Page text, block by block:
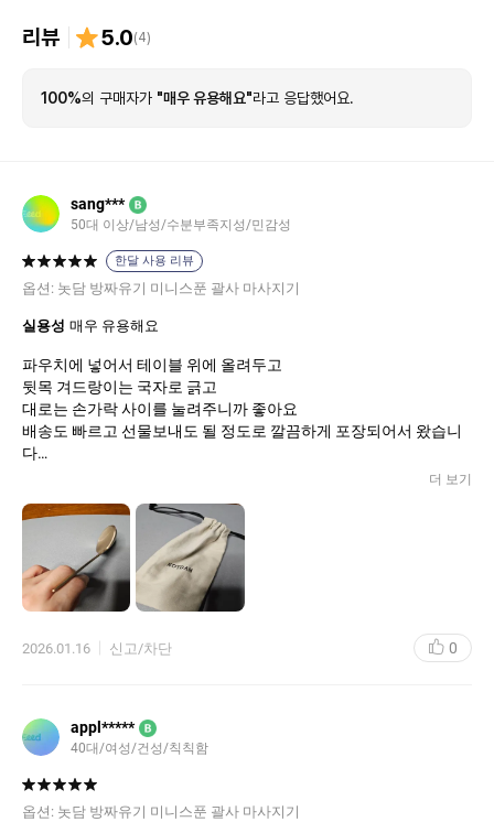
리뷰 5.0(4)
100%의 구매자가 "매우 유용해요"라고 응답했어요.
sang*** B
50대 이상/남성/수분부족지성/민감성
한달 사용 리뷰
옵션: 놋담 방짜유기 미니스푼 괄사 마사지기
실용성 매우 유용해요
파우치에 넣어서 테이블 위에 올려두고
뒷목 겨드랑이는 국자로 긁고
대로는 손가락 사이를 눌려주니까 좋아요
배송도 빠르고 선물보내도 될 정도로 깔끔하게 포장되어서 왔습니
다
유분이나 마사지오일이 묻어도 식기세척기에 넣으면 되니까 좋아
더 보기
2026.01.16 신고/차단 0
appl***** B
40대/여성/건성/칙칙함
옵션: 놋담 방짜유기 미니스푼 괄사 마사지기